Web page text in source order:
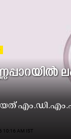
10:16 AM IST